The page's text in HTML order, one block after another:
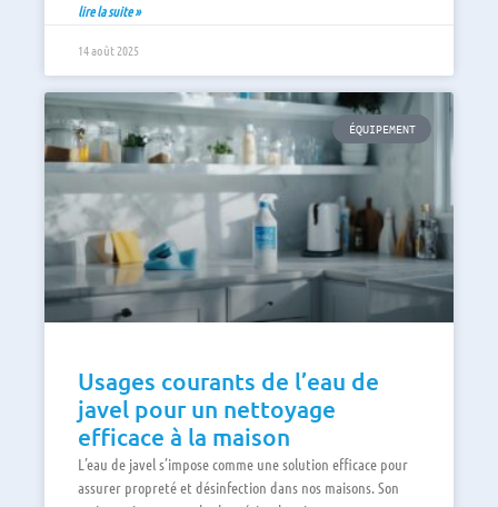
lire la suite »
14 août 2025
ÉQUIPEMENT
Usages courants de l’eau de
javel pour un nettoyage
efficace à la maison
L’eau de javel s’impose comme une solution efficace pour
assurer propreté et désinfection dans nos maisons. Son